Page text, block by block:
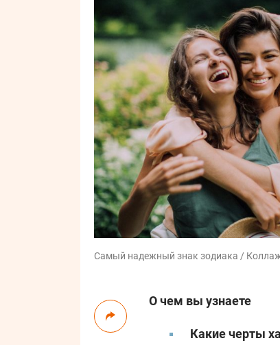
Самый надежный знак зодиака /
О чем вы узнаете
Какие черты